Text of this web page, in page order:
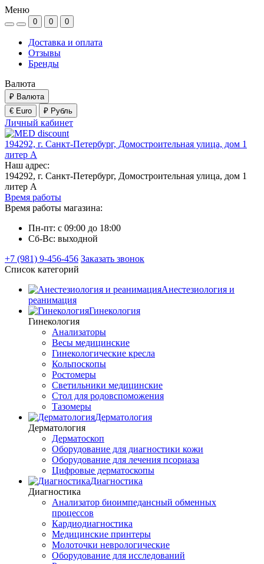
Меню
0 0 0
Доставка и оплата
Отзывы
Бренды
Валюта
₽ Валюта
€ Euro
₽ Рубль
Личный кабинет
194292, г. Санкт-Петербург, Домостроительная улица, дом 1
литер А
Наш адрес:
194292, г. Санкт-Петербург, Домостроительная улица, дом 1
литер А
Время работы
Время работы магазина:
Пн-пт: с 09:00 до 18:00
Сб-Вс: выходной
+7 (981) 9-456-456 Заказать звонок
Список категорий
Анестезиология и
реанимация
Гинекология
Гинекология
Анализаторы
Весы медицинские
Гинекологические кресла
Кольпоскопы
Ростомеры
Светильники медицинские
Стол для родовспоможения
Тазомеры
Дерматология
Дерматология
Дерматоскоп
Оборудование для диагностики кожи
Оборудование для лечения псориаза
Цифровые дерматоскопы
Диагностика
Диагностика
Анализатор биоимпедансный обменных
процессов
Кардиодиагностика
Медицинские принтеры
Молоточки неврологические
Оборудование для исследований